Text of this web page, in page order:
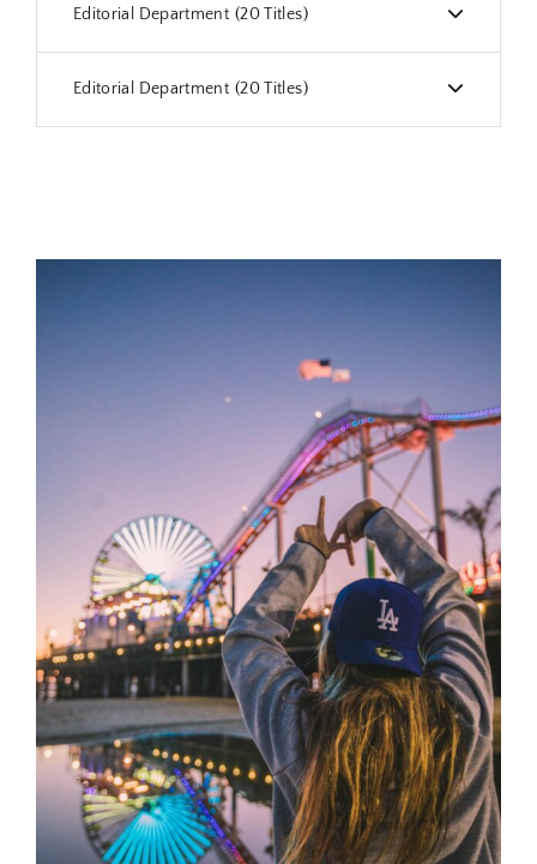
Editorial Department 20 Titles
Editorial Department 20 Titles